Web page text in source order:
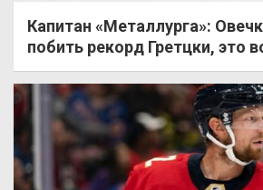
Капитан «Металлурга»:
побить рекорд Гретцки, это